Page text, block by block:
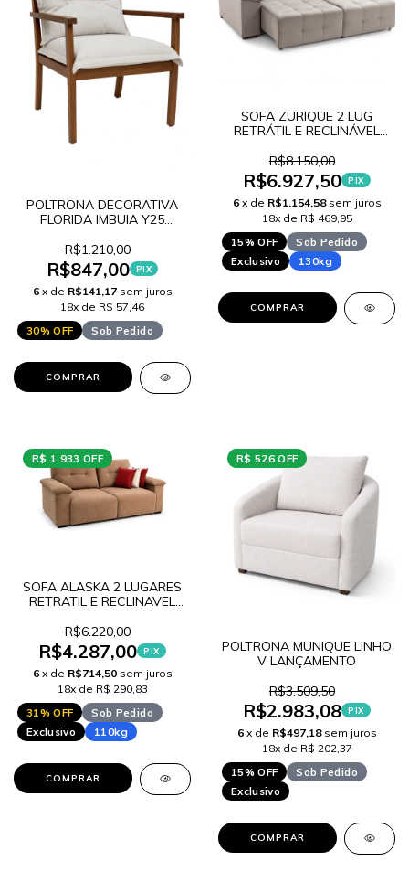
POLTRONA DECORATIVA
FLORIDA IMBUIA Y25
R$1.210,00
R$847,00 PIX
6 x de R$141,17 sem juros
18x de R$ 57,46
30% OFF
Sob Pedido
COMPRAR
SOFA ZURIQUE 2 LUG
RETRÁTIL E RECLINÁVEL
R$8.150,00
R$6.927,50 PIX
6 x de R$1.154,58 sem juros
18x de R$ 469,95
15% OFF
Sob Pedido
Exclusivo
130kg
COMPRAR
R$ 1.933 OFF
SOFA ALASKA 2 LUGARES
RETRATIL E RECLINAVEL
R$6.220,00
R$4.287,00 PIX
6 x de R$714,50 sem juros
18x de R$ 290,83
31% OFF
Sob Pedido
Exclusivo
110kg
COMPRAR
R$ 526 OFF
POLTRONA MUNIQUE LINHO
V LANÇAMENTO
R$3.509,50
R$2.983,08 PIX
6 x de R$497,18 sem juros
18x de R$ 202,37
15% OFF
Sob Pedido
Exclusivo
COMPRAR